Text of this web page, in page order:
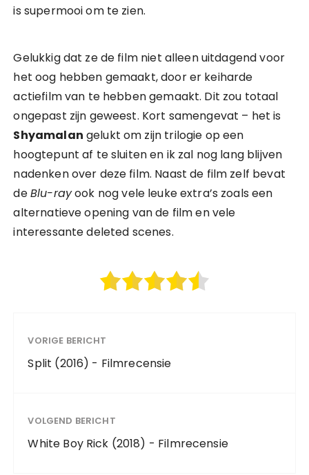
is supermooi om te zien.
Gelukkig dat ze de film niet alleen uitdagend voor
het oog hebben gemaakt, door er keiharde
actiefilm van te hebben gemaakt. Dit zou totaal
ongepast zijn geweest. Kort samengevat – het is
Shyamalan gelukt om zijn trilogie op een
hoogtepunt af te sluiten en ik zal nog lang blijven
nadenken over deze film. Naast de film zelf bevat
deBlu-rayook nog vele leuke extra’s zoals een
alternatieve opening van de film en vele
interessante deleted scenes.
VORIGE BERICHT
Split (2016) - Filmrecensie
VOLGEND BERICHT
White Boy Rick (2018) - Filmrecensie